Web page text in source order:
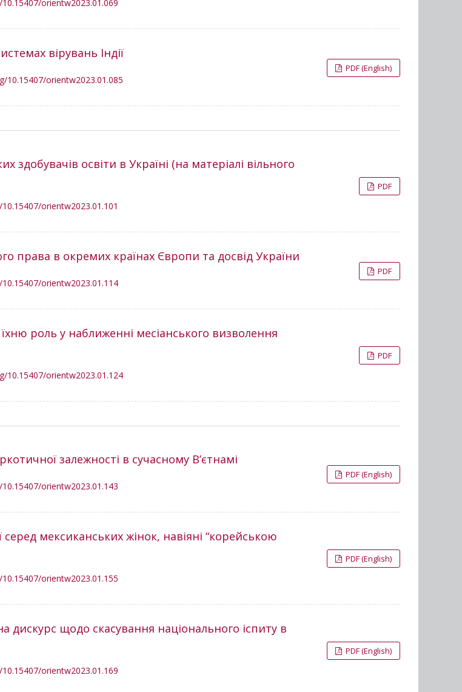
orientw2023.01.069
вірувань Індії
10.15407/orientw2023.01.085
PDF (English)
освіти в Україні (на матеріалі вільного
orientw2023.01.101
PDF
права в окремих країнах Європи та досвід України
orientw2023.01.114
PDF
роль у наближенні месіанського визволення
10.15407/orientw2023.01.124
PDF
залежності в сучасному В’єтнамі
orientw2023.01.143
PDF (English)
мексиканських жінок, навіяні “корейською
orientw2023.01.155
PDF (English)
дискурс щодо скасування національного іспиту в
orientw2023.01.169
PDF (English)